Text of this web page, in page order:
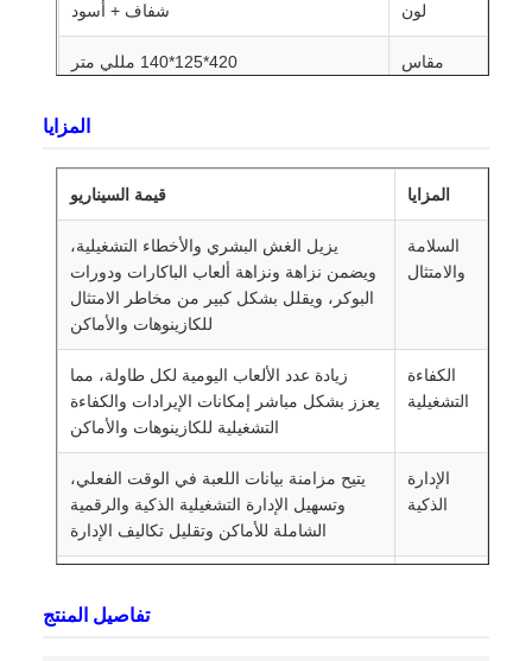
لون شفاف + أسود
مقاس 420*125*140 مللي متر
حجم
التعبئة
61*18.5*22.5 سم
سعة
البطاقة
لم يتم توفير خدمة العينة
شحن
اختيار النقل الجوي أو البحري حسب
احتياجات الشراء
النظام
المنسق
المزايا
المزايا قيمة السيناريو
السلامة
والامتثال
يزيل الغش البشري والأخطاء التشغيلية،
ويضمن نزاهة ونزاهة ألعاب الباكارات ودورات
البوكر، ويقلل بشكل كبير من مخاطر الامتثال
للكازينوهات والأماكن
الكفاءة
التشغيلية
زيادة عدد الألعاب اليومية لكل طاولة، مما
يعزز بشكل مباشر إمكانات الإيرادات والكفاءة
التشغيلية للكازينوهات والأماكن
الإدارة
الذكية
يتيح مزامنة بيانات اللعبة في الوقت الفعلي،
وتسهيل الإدارة التشغيلية الذكية والرقمية
الشاملة للأماكن وتقليل تكاليف الإدارة
الأخطاء التشغيلية البشرية بشكل كبير، مما
تفاصيل المنتج